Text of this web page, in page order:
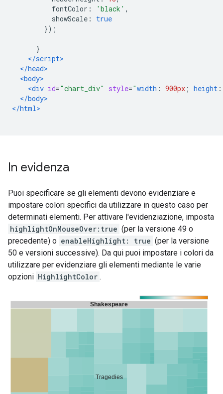
fontColor : 'black' ,
showScale :
true
});
}
</script>
</head>
<body>
<div id="chart_div" style="width : 900px ; height :
</body>
</html>
In evidenza
Puoi specificare se gli elementi devono evidenziare e
impostare colori specifici da utilizzare in questo caso per
determinati elementi. Per attivare l'evidenziazione, imposta
highlightOnMouseOver:true (per la versione 49 o
precedente) o enableHighlight: true (per la versione
50 e versioni successive). Da qui puoi impostare i colori da
utilizzare per evidenziare gli elementi mediante le varie
opzioni HighlightColor .